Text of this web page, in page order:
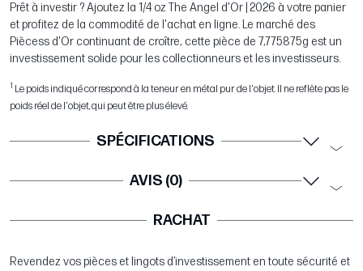
Prêt à investir ? Ajoutez la 1/4 oz The Angel d'Or | 2026 à votre panier
et profitez de la commodité de l'achat en ligne. Le marché des
Piècess d'Or continuant de croître, cette pièce de 7,775875g est un
investissement solide pour les collectionneurs et les investisseurs.
1 Le poids indiqué correspond à la teneur en métal pur de l'objet. Il ne reflète pas le
poids réel de l'objet, qui peut être plus élevé.
SPÉCIFICATIONS
AVIS (0)
RACHAT
Revendez vos pièces et lingots d’investissement en toute sécurité et